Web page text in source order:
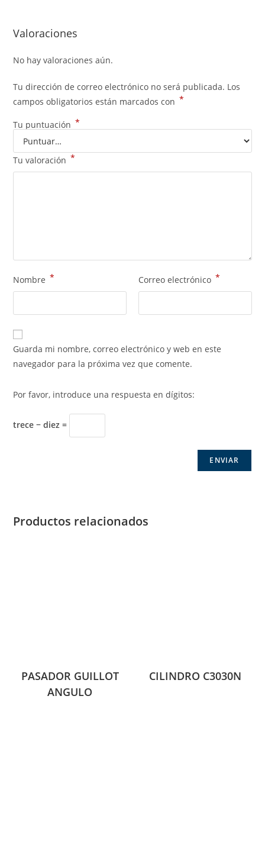
Valoraciones
No hay valoraciones aún.
Tu dirección de correo electrónico no será publicada. Los
campos obligatorios están marcados con *
Tu puntuación *
Tu valoración *
Nombre * Correo electrónico *
Guarda mi nombre, correo electrónico y web en este
navegador para la próxima vez que comente.
Por favor, introduce una respuesta en dígitos:
trece − diez =
Productos relacionados
PASADOR GUILLOT
ANGULO
CILINDRO C3030N